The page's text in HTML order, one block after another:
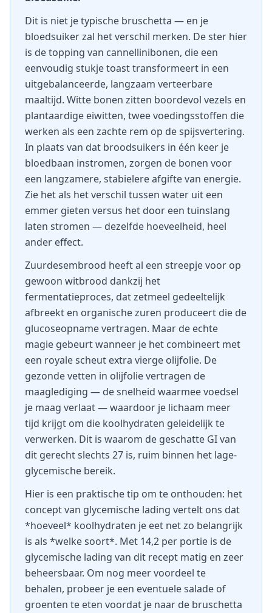
Dit is niet je typische bruschetta — en je
bloedsuiker zal het verschil merken. De ster hier
is de topping van cannellinibonen, die een
eenvoudig stukje toast transformeert in een
uitgebalanceerde, langzaam verteerbare
maaltijd. Witte bonen zitten boordevol vezels en
plantaardige eiwitten, twee voedingsstoffen die
werken als een zachte rem op de spijsvertering.
In plaats van dat broodsuikers in één keer je
bloedbaan instromen, zorgen de bonen voor
een langzamere, stabielere afgifte van energie.
Zie het als het verschil tussen water uit een
emmer gieten versus het door een tuinslang
laten stromen — dezelfde hoeveelheid, heel
ander effect.
Zuurdesembrood heeft al een streepje voor op
gewoon witbrood dankzij het
fermentatieproces, dat zetmeel gedeeltelijk
afbreekt en organische zuren produceert die de
glucoseopname vertragen. Maar de echte
magie gebeurt wanneer je het combineert met
een royale scheut extra vierge olijfolie. De
gezonde vetten in olijfolie vertragen de
maaglediging — de snelheid waarmee voedsel
je maag verlaat — waardoor je lichaam meer
tijd krijgt om die koolhydraten geleidelijk te
verwerken. Dit is waarom de geschatte GI van
dit gerecht slechts 27 is, ruim binnen het lage-
glycemische bereik.
Hier is een praktische tip om te onthouden: het
concept van glycemische lading vertelt ons dat
*hoeveel* koolhydraten je eet net zo belangrijk
is als *welke soort*. Met 14,2 per portie is de
glycemische lading van dit recept matig en zeer
beheersbaar. Om nog meer voordeel te
behalen, probeer je een eventuele salade of
groenten te eten voordat je naar de bruschetta